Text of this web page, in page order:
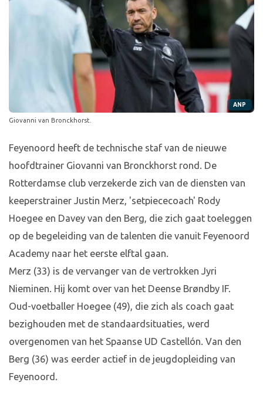
ANP
Giovanni van Bronckhorst.
Feyenoord heeft de technische staf van de nieuwe
hoofdtrainer Giovanni van Bronckhorst rond. De
Rotterdamse club verzekerde zich van de diensten van
keeperstrainer Justin Merz, 'setpiececoach' Rody
Hoegee en Davey van den Berg, die zich gaat toeleggen
op de begeleiding van de talenten die vanuit Feyenoord
Academy naar het eerste elftal gaan.
Merz (33) is de vervanger van de vertrokken Jyri
Nieminen. Hij komt over van het Deense Brøndby IF.
Oud-voetballer Hoegee (49), die zich als coach gaat
bezighouden met de standaardsituaties, werd
overgenomen van het Spaanse UD Castellón. Van den
Berg (36) was eerder actief in de jeugdopleiding van
Feyenoord.